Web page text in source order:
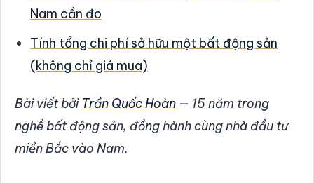
Nam cần đo
Tính tổng chi phí sở hữu một bất động sản
(không chỉ giá mua)
Bài viết bởi Trần Quốc Hoàn — 15 năm trong
nghề bất động sản, đồng hành cùng nhà đầu tư
miền Bắc vào Nam.